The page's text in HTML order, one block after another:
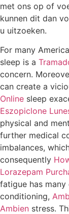
met ons op of
kunnen dit dan
u uitzoeken.
For many
sleep is a
concern.
can create a
Online sleep
Eszopiclone
physical and
further medical
imbalances,
consequently
Lorazepam
fatigue has
conditioning,
Ambien stress.